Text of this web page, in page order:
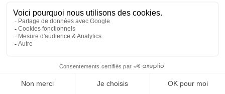
Honoraires Plan du site
Mentions légales
Septeo Digital & Services © 2026